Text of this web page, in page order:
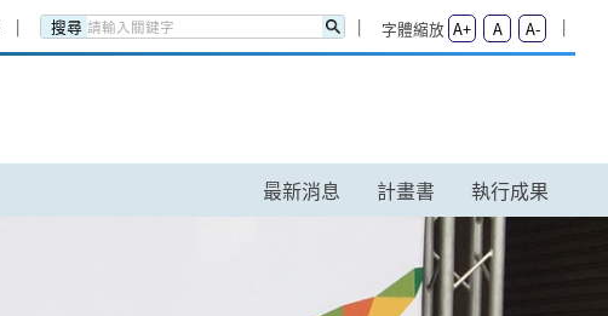
搜尋 字體縮放 A+ A A-
最新消息 計畫書 執行成果